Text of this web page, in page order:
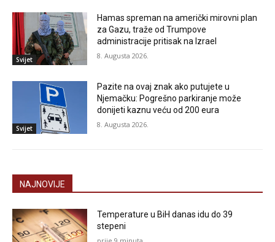
Svijet
Hamas spreman na američki mirovni plan
za Gazu, traže od Trumpove
administracije pritisak na Izrael
8. Augusta 2026.
Svijet
Pazite na ovaj znak ako putujete u
Njemačku: Pogrešno parkiranje može
donijeti kaznu veću od 200 eura
8. Augusta 2026.
NAJNOVIJE
Temperature u BiH danas idu do 39
stepeni